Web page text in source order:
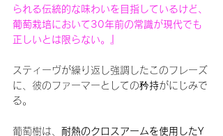
られる伝統的な味わいを目指しているけど、
葡萄栽培において30年前の常識が現代でも
正しいとは限らない。』
スティーヴが繰り返し強調したこのフレーズ
に、彼のファーマーとしての矜持がにじみで
る。
葡萄樹は、 耐熱のクロスアームを使用したY